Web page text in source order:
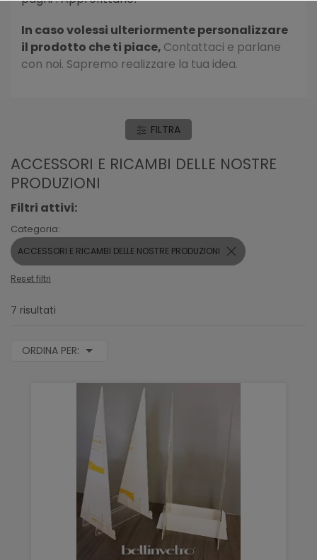
In caso volessi ulteriormente personalizzare
il prodotto che ti piace, Contattaci e parlane
con noi. Sapremo realizzare la tua idea.
FILTRA
ACCESSORI E RICAMBI DELLE NOSTRE
PRODUZIONI
Filtri attivi:
Categoria:
ACCESSORI E RICAMBI DELLE NOSTRE PRODUZIONI
Reset filtri
7 risultati
ORDINA PER: